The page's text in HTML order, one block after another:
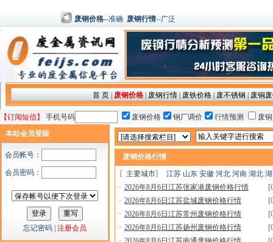
废钢价格--准确 废钢行情--广泛
首 页| 废钢价格| 废钢行情| 废铁价格| 废不锈钢 废铜
【订阅短信】 手机号码 废钢价格 钢厂调价 行情预测
废
本站会员登陆
会员帐号：
会员密码：
忘记密码 注册会员
废钢价格行情
〖主要城市〗 江苏 山东 安徽 河北 河南 湖北
· 2026年8月6日江苏张家港废钢价格行情
· 2026年8月6日江苏盐城废钢价格行情
· 2026年8月6日江苏常州废钢价格行情
· 2026年8月6日江苏扬州废钢价格行情